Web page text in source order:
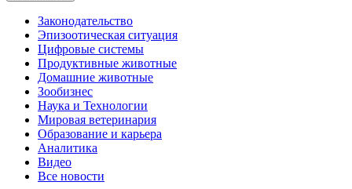
Законодательство
Эпизоотическая ситуация
Цифровые системы
Продуктивные животные
Домашние животные
Зообизнес
Наука и Технологии
Мировая ветеринария
Образование и карьера
Аналитика
Видео
Все новости